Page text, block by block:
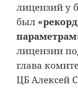
лицензий у
был
лицензии
глава
ЦБ Алексей